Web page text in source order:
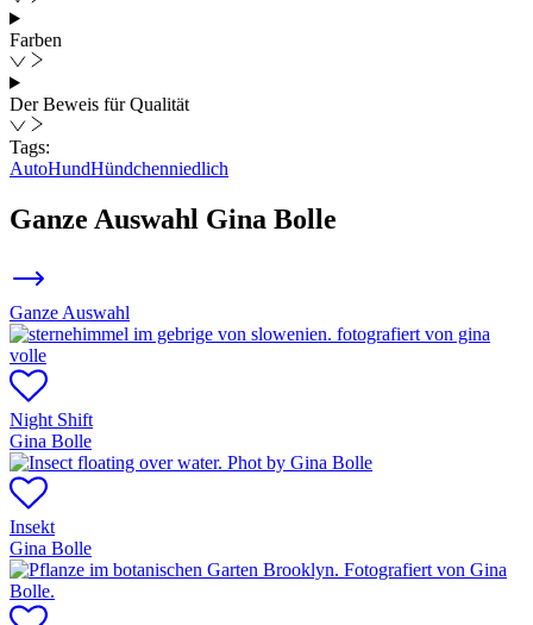
Farben
Der Beweis für Qualität
Tags:
AutoHundHündchenniedlich
Ganze Auswahl Gina Bolle
Ganze Auswahl
Night Shift
Gina Bolle
Insekt
Gina Bolle